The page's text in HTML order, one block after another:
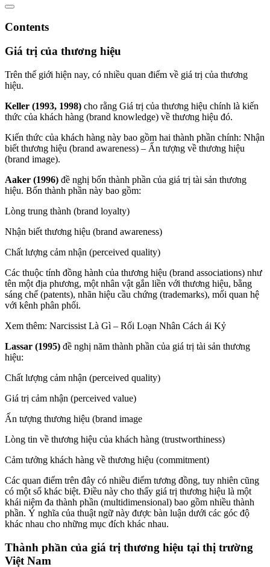
Contents
Giá trị của thương hiệu
Trên thế giới hiện nay, có nhiều quan điểm về giá trị của thương
hiệu.
Keller (1993, 1998) cho rằng Giá trị của thương hiệu chính là kiến
thức của khách hàng (brand knowledge) về thương hiệu đó.
Kiến thức của khách hàng này bao gồm hai thành phần chính: Nhận
biết thương hiệu (brand awareness) – Ấn tượng về thương hiệu
(brand image).
Aaker (1996) đề nghị bốn thành phần của giá trị tài sản thương
hiệu. Bốn thành phần này bao gồm:
Lòng trung thành (brand loyalty)
Nhận biết thương hiệu (brand awareness)
Chất lượng cảm nhận (perceived quality)
Các thuộc tính đồng hành của thương hiệu (brand associations) như
tên một địa phương, một nhân vật gắn liền với thương hiệu, bằng
sáng chế (patents), nhãn hiệu cầu chứng (trademarks), mối quan hệ
với kênh phân phối.
Xem thêm: Narcissist Là Gì – Rối Loạn Nhân Cách ái Kỷ
Lassar (1995) đề nghị năm thành phần của giá trị tài sản thương
hiệu:
Chất lượng cảm nhận (perceived quality)
Giá trị cảm nhận (perceived value)
Ấn tượng thương hiệu (brand image
Lòng tin về thương hiệu của khách hàng (trustworthiness)
Cảm tưởng khách hàng về thương hiệu (commitment)
Các quan điểm trên đây có nhiều điểm tương đồng, tuy nhiên cũng
có một số khác biệt. Điều này cho thấy giá trị thương hiệu là một
khái niệm đa thành phần (multidimensional) bao gồm nhiều thành
phần. Ý nghĩa của thuật ngữ này được bàn luận dưới các góc độ
khác nhau cho những mục đích khác nhau.
Thành phần của giá trị thương hiệu tại thị trường
Việt Nam